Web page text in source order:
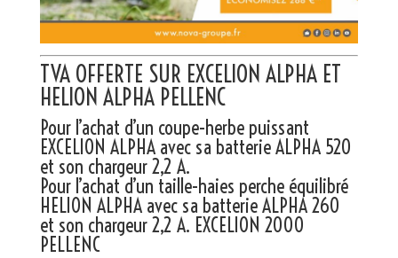
TVA OFFERTE SUR EXCELION ALPHA ET
HELION ALPHA PELLENC
Pour l’achat d’un coupe-herbe puissant
EXCELION ALPHAavec sa batterie ALPHA 520
et son chargeur 2,2 A.
Pour l’achat d’un taille-haies perche équilibré
HELION ALPHAavec sa batterie ALPHA 260
et son chargeur 2,2 A. EXCELION 2000
PELLENC